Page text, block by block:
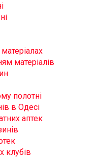
матеріалів
полотні
в Одесі
аптек
клубів